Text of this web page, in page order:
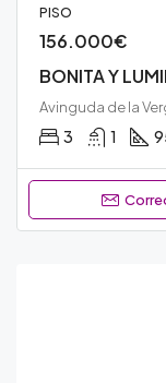
PISO
156.000€
Avinguda de la
3 1